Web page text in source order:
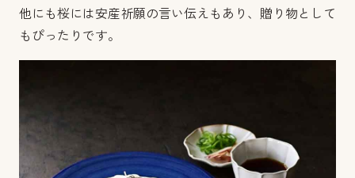
他にも桜には安産祈願の言い伝えもあり、贈り物として
もぴったりです。